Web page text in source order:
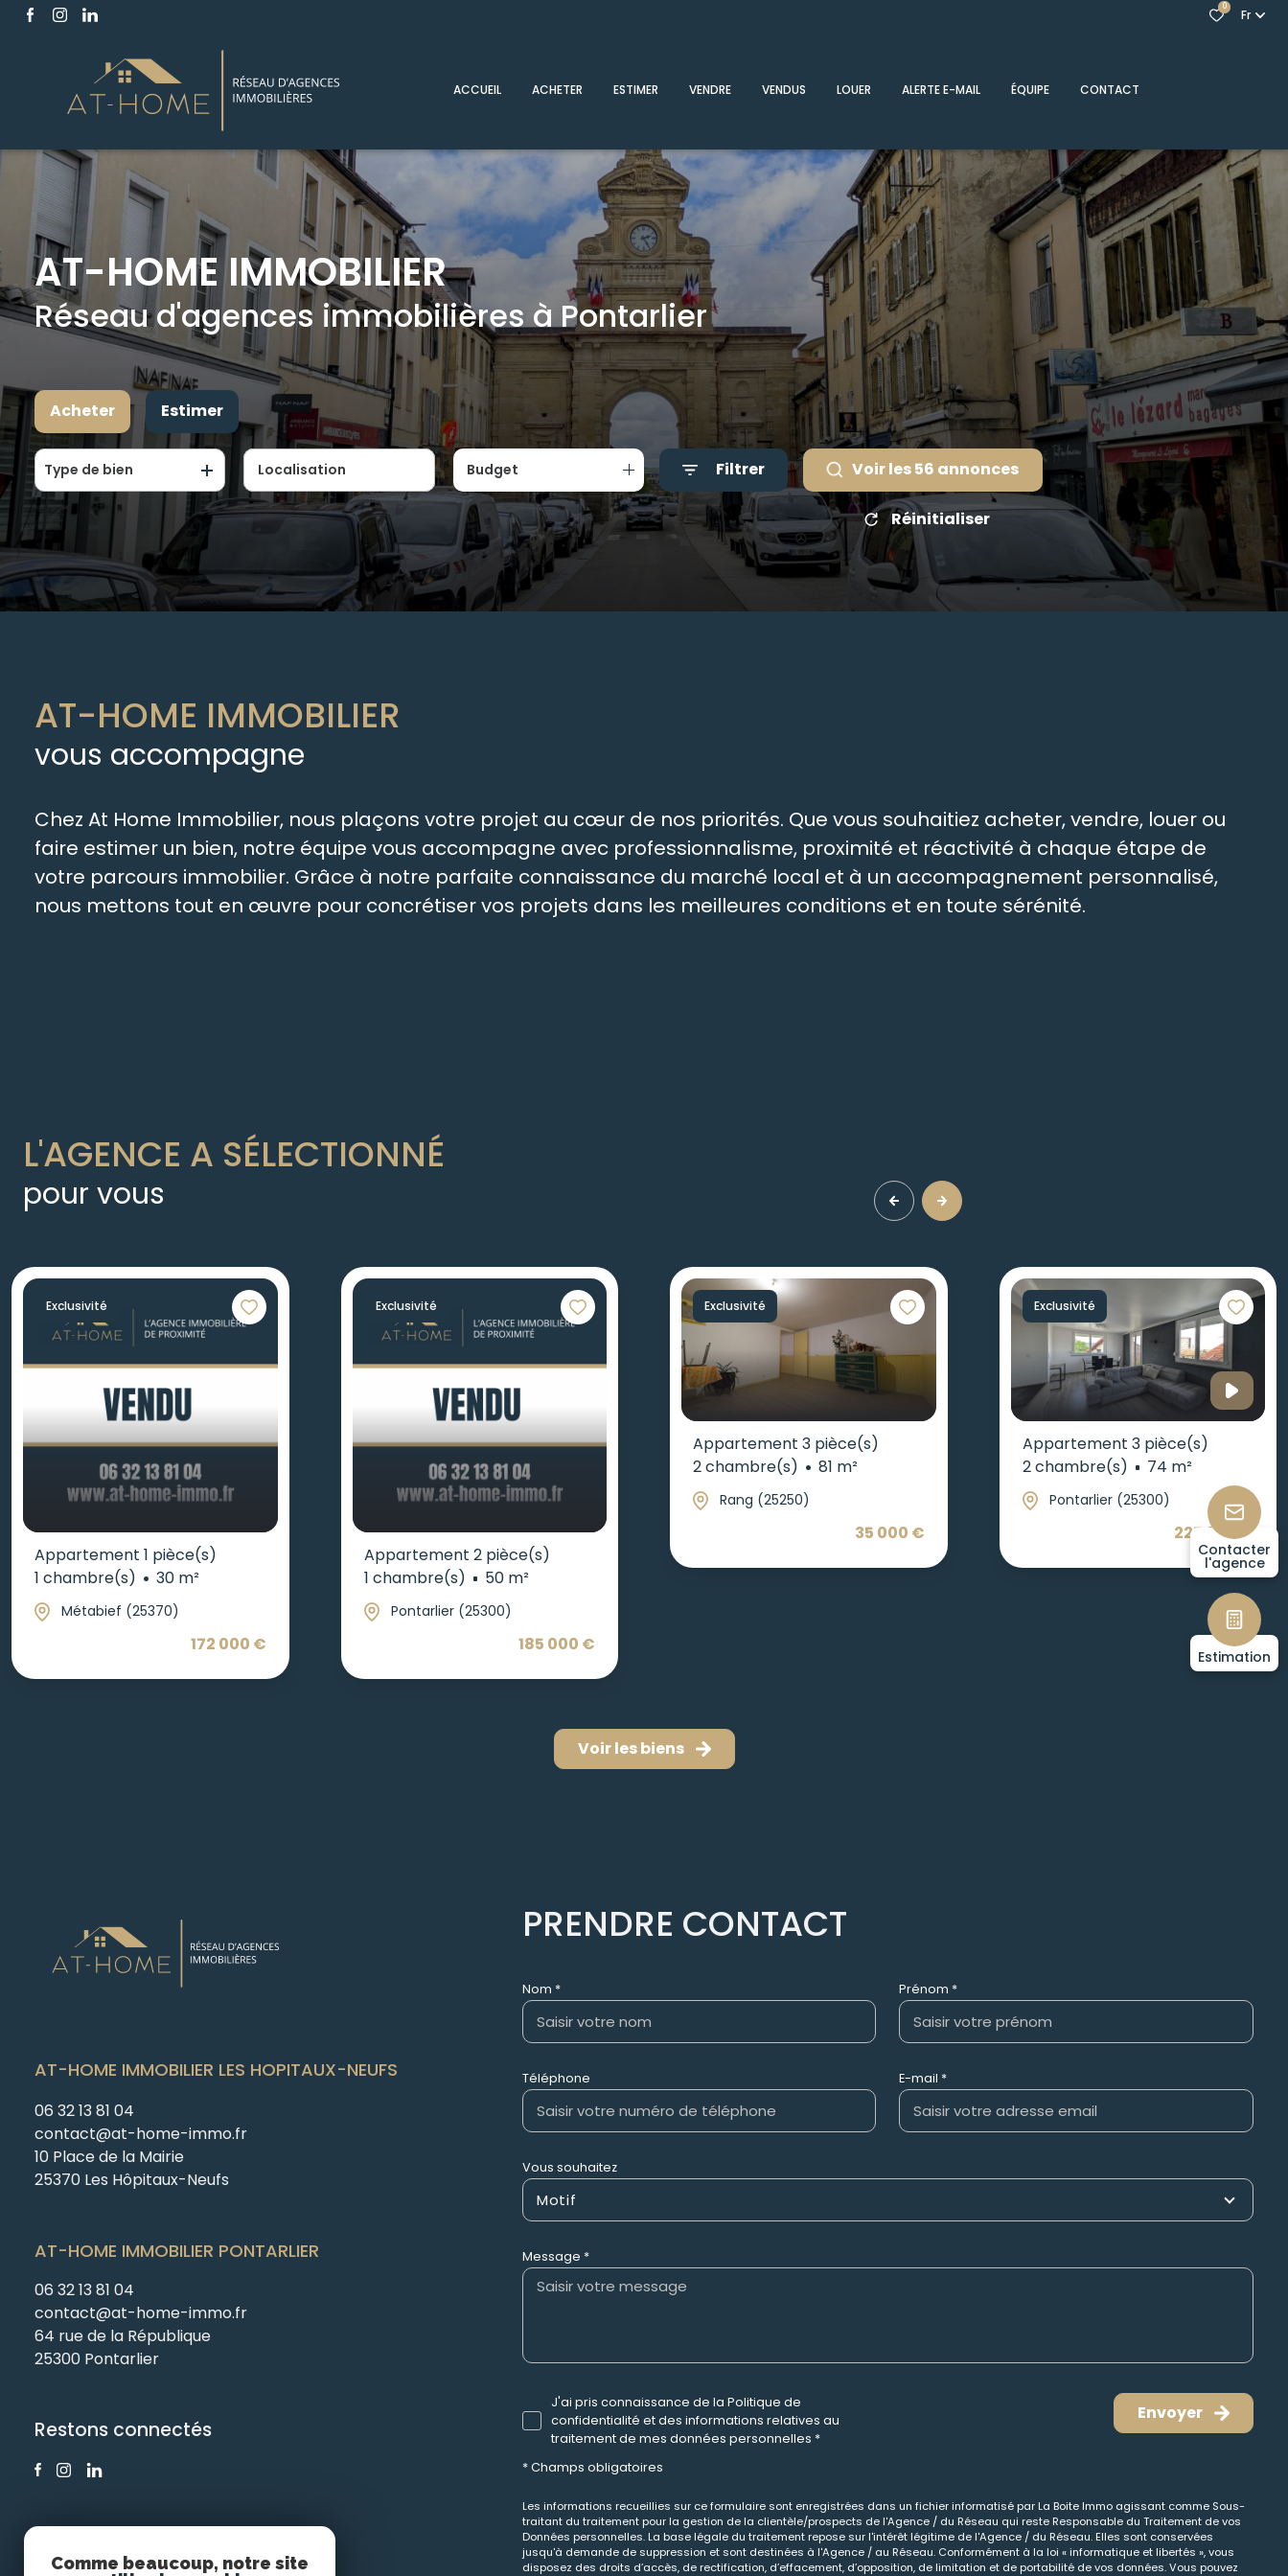
0 Fr
ACCUEIL ACHETER ESTIMER VENDRE VENDUS LOUER ALERTE E-MAIL ÉQUIPE CONTACT
AT-HOME IMMOBILIER
Réseau d'agences immobilières à Pontarlier
Acheter
De l'ancien
De l'immo pro
Estimer
Type de bien Budget Filtrer Voir les56 annonces
Réinitialiser
AT-HOME IMMOBILIER
vous accompagne
Chez At Home Immobilier, nous plaçons votre projet au cœur de nos priorités. Que vous souhaitiez acheter, vendre, louer ou
faire estimer un bien, notre équipe vous accompagne avec professionnalisme, proximité et réactivité à chaque étape de
votre parcours immobilier. Grâce à notre parfaite connaissance du marché local et à un accompagnement personnalisé,
nous mettons tout en œuvre pour concrétiser vos projets dans les meilleures conditions et en toute sérénité.
L'AGENCE A SÉLECTIONNÉ
pour vous
Exclusivité
Appartement 1 pièce(s)
1 chambre(s)
30 m²
Métabief (25370)
172 000 €
Exclusivité
Appartement 2 pièce(s)
1 chambre(s)
50 m²
Pontarlier (25300)
185 000 €
Exclusivité
Appartement 3 pièce(s)
2 chambre(s)
81 m²
Rang (25250)
35 000 €
Exclusivité
Appartement 3 pièce(s)
2 chambre(s)
74 m²
Pontarlier (25300)
225 000 €
Voir les biens
Contacter
l'agence
Estimation
PRENDRE CONTACT
Nom * Prénom *
Téléphone E-mail *
Vous souhaitez
Motif
Message *
J'ai pris connaissance de la Politique de
confidentialité et des informations relatives au
traitement de mes données personnelles *
* Champs obligatoires
Envoyer
Les informations recueillies sur ce formulaire sont enregistrées dans un fichier informatisé par La Boite Immo agissant comme Sous-
traitant du traitement pour la gestion de la clientèle/prospects de l'Agence / du Réseau qui reste Responsable du Traitement de vos
Données personnelles. La base légale du traitement repose sur l'intérêt légitime de l'Agence / du Réseau. Elles sont conservées
jusqu'à demande de suppression et sont destinées à l'Agence / au Réseau. Conformément à la loi « informatique et libertés », vous
disposez des droits d’accès, de rectification, d’effacement, d’opposition, de limitation et de portabilité de vos données. Vous pouvez
AT-HOME IMMOBILIER LES HOPITAUX-NEUFS
06 32 13 81 04
contact@at-home-immo.fr
10 Place de la Mairie
25370 Les Hôpitaux-Neufs
AT-HOME IMMOBILIER PONTARLIER
06 32 13 81 04
contact@at-home-immo.fr
64 rue de la République
25300 Pontarlier
Restons connectés
Comme beaucoup, notre site